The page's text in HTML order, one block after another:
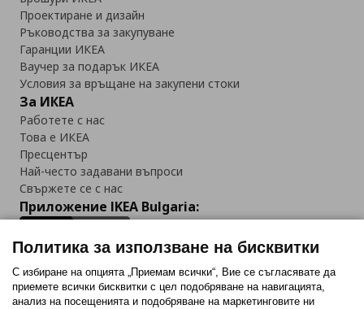
Проектиране и дизайн
Ръководства за закупуване
Гаранции ИКЕА
Ваучер за подарък ИКЕА
Условия за връщане на закупени стоки
За ИКЕА
Работете с нас
Това е ИКЕА
Пресцентър
Най-често задавани въпроси
Свържете се с нас
Приложение IKEA Bulgaria:
Последвайте ни:
Политика за използване на бисквитки
С избиране на опцията „Приемам всички“, Вие се съгласявате да
приемете всички бисквитки с цел подобряване на навигацията,
анализ на посещенията и подобряване на маркетинговите ни